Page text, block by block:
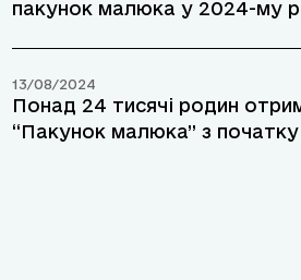
пакунок малюка у 2024-му
13/08/2024
Понад 24 тисячі родин
“Пакунок малюка” з